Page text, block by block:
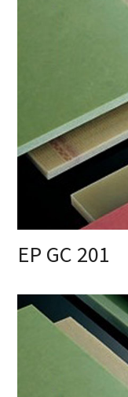
EP GC 201